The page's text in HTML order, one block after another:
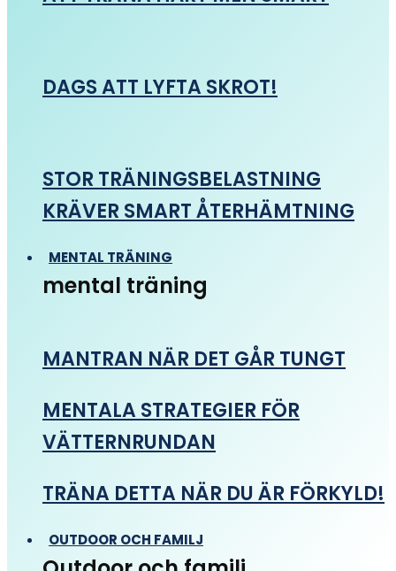
DAGS ATT LYFTA SKROT!
STOR TRÄNINGSBELASTNING
KRÄVER SMART ÅTERHÄMTNING
MENTAL TRÄNING
mental träning
MANTRAN NÄR DET GÅR TUNGT
MENTALA STRATEGIER FÖR
VÄTTERNRUNDAN
TRÄNA DETTA NÄR DU ÄR FÖRKYLD!
OUTDOOR OCH FAMILJ